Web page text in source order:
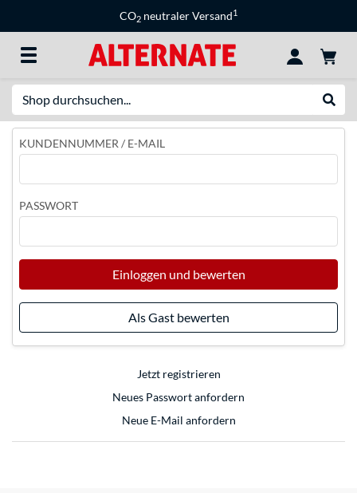
CO2 neutraler Versand1
KUNDENNUMMER / E-MAIL
PASSWORT
Einloggen und bewerten
Als Gast bewerten
Jetzt registrieren
Neues Passwort anfordern
Neue E-Mail anfordern